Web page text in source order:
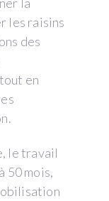
les raisins
des
en
le travail
50 mois,